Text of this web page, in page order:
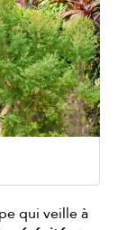
qui veille à